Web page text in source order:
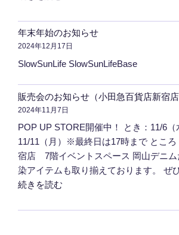
替
え"
年末年始のお知らせ
2024年12月17日
SlowSunLife SlowSunLifeBase
販売会のお知らせ（小田急百貨店新宿店
2024年11月7日
POP UP STORE開催中！ とき：11/6（
11/11（月）※最終日は17時まで とこ
宿店 7階イベントスペース 岡山デニム
染アイテムも取り揃えております。 ぜ
"販
会
続きを読む